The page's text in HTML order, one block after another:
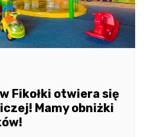
Fikołki otwiera się
Mamy obniżki